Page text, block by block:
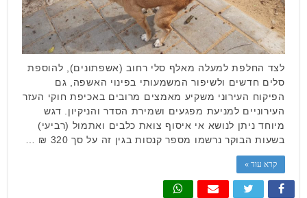
לצד החלפת למעלה מאלף סלי רחוב (אשפתונים), להוספת
סלים חדשים ולשיפור המשמעותי בפינוי האשפה, גם
הפיקוח העירוני משקיע מאמצים מרובים באכיפת חוקי העזר
העירוניים למניעת מפגעים ושמירת הסדר והניקיון. דגש
מיוחד ניתן לנושא אי איסוף צואת כלבים ואתמול (רביעי)
בשעות הבוקר נרשמו מספר קנסות בגין זה על סך 320 ₪ …
קרא עוד »